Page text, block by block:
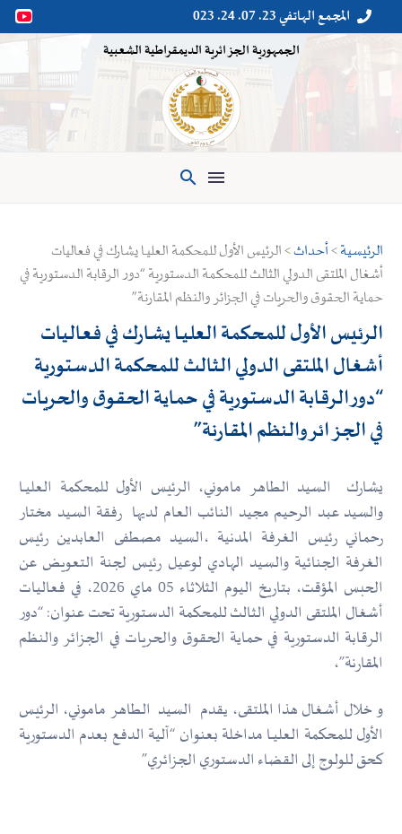

 المجمع الهاتفي 23. 07. 24. 023
الجمهورية الجزائرية الديمقراطية الشعبية

الرئيسية>أحداث> الرئيس الأول للمحكمة العليــا يشارك في فعاليات
أشغال الملتقى الدولي الثالث للمحكمة الدستورية “دور الرقابة الدستورية في
حماية الحقوق والحريات في الجزائر والنظم المقارنة”
الرئيس الأول للمحكمة العليــا يشارك في فعاليات
أشغال الملتقى الدولي الثالث للمحكمة الدستورية
“دور الرقابة الدستورية في حماية الحقوق والحريات
في الجزائر والنظم المقارنة”
يشارك السيد الطاهر ماموني، الرئيس الأول للمحكمة العليــا
والسيد عبد الرحيم مجيد النائب العام لديها رفقة السيد مختار
رحماني رئيس الغرفة المدنية ،السيد مصطفى العابدين رئيس
الغرفة الجنائية والسيد الهادي لوعيل رئيس لجنة التعويض عن
الحبس المؤقت، بتاريخ اليوم الثلاثاء 05 ماي 2026، في فعاليات
أشغال الملتقى الدولي الثالث للمحكمة الدستورية تحت عنوان: “دور
الرقابة الدستورية في حماية الحقوق والحريات في الجزائر والنظم
المقارنة”،
و خلال أشغال هذا الملتقى، يقدم السيد الطاهر ماموني، الرئيس
الأول للمحكمة العليــا مداخلة بعنوان “آلية الدفع بعدم الدستورية
كحق للولوج إلى القضاء الدستوري الجزائري”